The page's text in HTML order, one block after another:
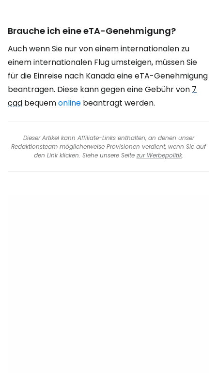
Brauche ich eine eTA-Genehmigung?
Auch wenn Sie nur von einem internationalen zu
einem internationalen Flug umsteigen, müssen Sie
für die Einreise nach Kanada eine eTA-Genehmigung
beantragen. Diese kann gegen eine Gebühr von7
cad bequemonline beantragt werden.
Dieser Artikel kann Affiliate-Links enthalten, an denen unser
Redaktionsteam möglicherweise Provisionen verdient, wenn Sie auf
den Link klicken. Siehe unsere Seite zur Werbepolitik.